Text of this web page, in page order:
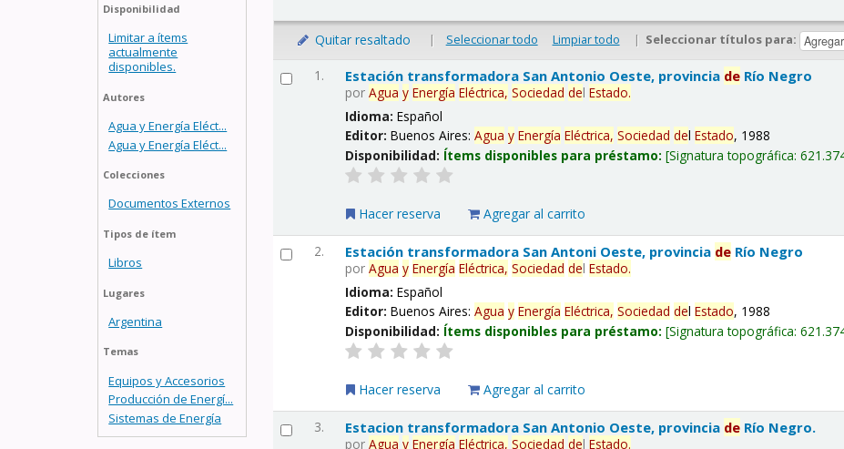
Disponibilidad
Limitar a ítems
actualmente
disponibles.
Autores
Agua y Energía Eléct...
Agua y Energía Eléct...
Colecciones
Documentos Externos
Tipos de ítem
Libros
Lugares
Argentina
Temas
Equipos y Accesorios
Producción de Energí...
Sistemas de Energía
Quitar resaltado | Seleccionar todo Limpiar todo | Seleccionar títulos para:
1. Estación transformadora San Antonio Oeste, provincia de Río Negro
porAgua y Energía Eléctrica, Sociedad delEstado.
Idioma:Español
Editor:Buenos Aires:Agua y Energía Eléctrica, Sociedad delEstado, 1988
Disponibilidad: Ítems disponibles para préstamo: Signatura topográfica:
Hacer reserva Agregar al carrito
2. Estación transformadora San Antoni Oeste, provincia de Río Negro
porAgua y Energía Eléctrica, Sociedad delEstado.
Idioma:Español
Editor:Buenos Aires:Agua y Energía Eléctrica, Sociedad delEstado, 1988
Disponibilidad: Ítems disponibles para préstamo: Signatura topográfica:
Hacer reserva Agregar al carrito
3. Estacion transformadora San Antonio Oeste, provincia de Río Negro.
porAgua y Energía Eléctrica, Sociedad delEstado.